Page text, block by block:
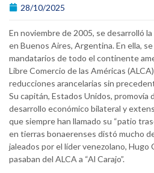
28/10/2025
En noviembre de 2005, se desarrolló
en Buenos Aires, Argentina. En ella,
mandatarios de todo el continente
Libre Comercio de las Américas
reducciones arancelarias sin
Su capitán, Estados Unidos, promovía
desarrollo económico bilateral y
que siempre han llamado su “patio
en tierras bonaerenses distó mucho
jaleados por el líder venezolano, Hugo
pasaban del ALCA a “Al Carajo”.